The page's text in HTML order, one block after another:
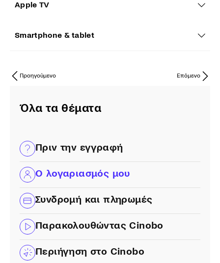
Όλα τα θέματα
Πριν την εγγραφή
Ο λογαριασμός μου
Συνδρομή και πληρωμές
Παρακολουθώντας Cinobo
Περιήγηση στο Cinobo
Apple TV
Smartphone & tablet
Προηγούμενο Επόμενο